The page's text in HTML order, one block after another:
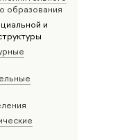
образования
и